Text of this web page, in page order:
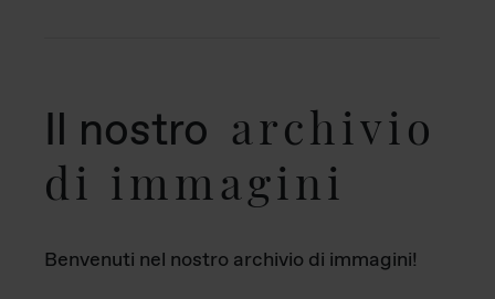
Il nostro archivio
di immagini
Benvenuti nel nostro archivio di immagini!